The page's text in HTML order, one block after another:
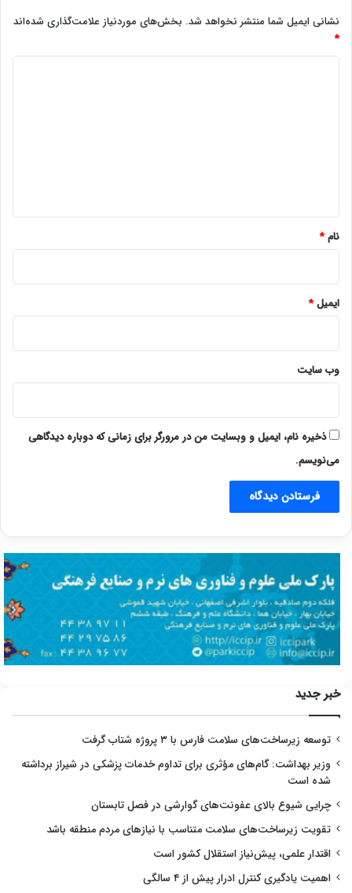
نشانی ایمیل شما منتشر نخواهد شد. بخش‌های موردنیاز علامت‌گذاری شده‌اند
*
نام*
ایمیل*
وب‌ سایت
ذخیره نام، ایمیل و وبسایت من در مرورگر برای زمانی که دوباره دیدگاهی
می‌نویسم.
خبر جدید
توسعه زیرساخت‌های سلامت فارس با ۳ پروژه شتاب گرفت
وزیر بهداشت: گام‌های مؤثری برای تداوم خدمات پزشکی در شیراز برداشته
شده است
چرایی شیوع بالای عفونت‌های گوارشی در فصل تابستان
تقویت زیرساخت‌های سلامت متناسب با نیازهای مردم منطقه باشد
اقتدار علمی، پیش‌نیاز استقلال کشور است
اهمیت یادگیری کنترل ادرار پیش از ۴ سالگی